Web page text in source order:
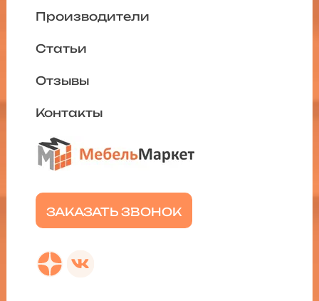
ЗАКАЗАТЬ ЗВОНОК
Производители
Статьи
Отзывы
Контакты